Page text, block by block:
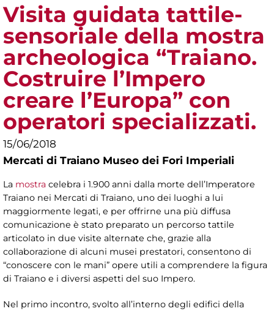
Visita guidata tattile-
sensoriale della mostra
archeologica “Traiano.
Costruire l’Impero
creare l’Europa” con
operatori specializzati.
15/06/2018
Mercati di Traiano Museo dei Fori Imperiali
La mostra celebra i 1.900 anni dalla morte dell’Imperatore
Traiano nei Mercati di Traiano, uno dei luoghi a lui
maggiormente legati, e per offrirne una più diffusa
comunicazione è stato preparato un percorso tattile
articolato in due visite alternate che, grazie alla
collaborazione di alcuni musei prestatori, consentono di
“conoscere con le mani” opere utili a comprendere la figura
di Traiano e i diversi aspetti del suo Impero.
Nel primo incontro, svolto all’interno degli edifici della